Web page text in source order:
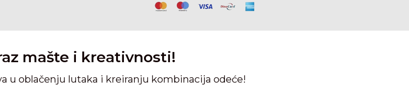
mašte i kreativnosti!
u oblačenju lutaka i kreiranju kombinacija odeće!